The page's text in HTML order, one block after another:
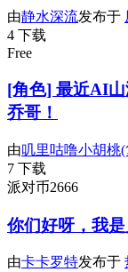
由静水深流发布于
4 下载
Free
[角色] 最近AI
乔哥！
由叽里咕噜小胡桃(
7 下载
派对币2666
你们好呀，我是
由卡卡罗特发布于